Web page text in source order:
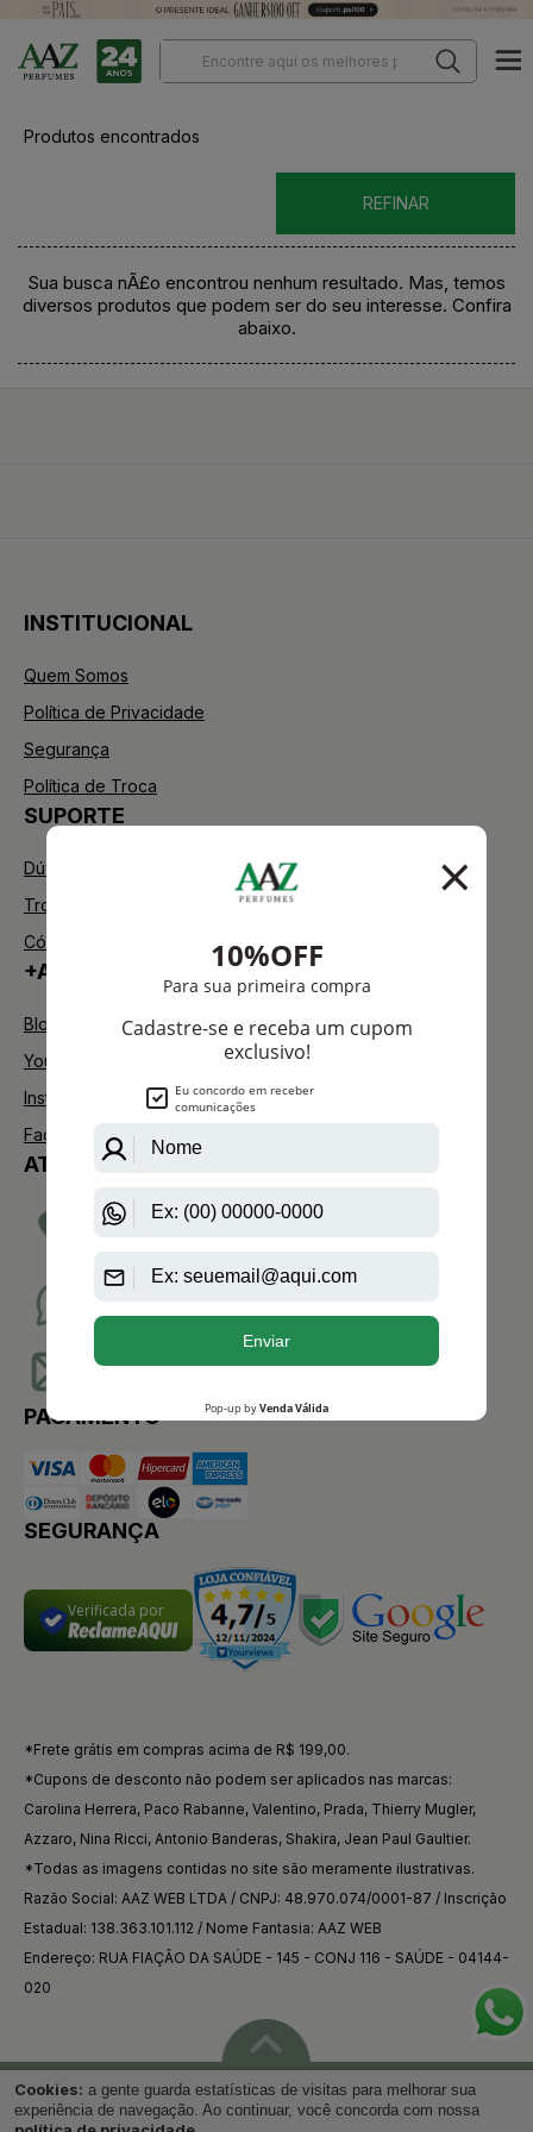
Produtos encontrados
REFINAR
Sua busca nÃ£o encontrou nenhum resultado. Mas, temos
diversos produtos que podem ser do seu interesse. Confira
abaixo.
INSTITUCIONAL
Quem Somos
Política de Privacidade
Segurança
Política de Troca
SUPORTE
Dúvidas Frequentes
Trocas e Devoluções
Código de defesa do consumidor
+AAZ PERFUMES
Blog
Youtube
Instagram
Facebook
ATENDIMENTO
TELEVENDAS
WHATSAPP
(11)95904-8853
EMAIL
PAGAMENTO
SEGURANÇA
Verificada por
*Frete grátis em compras acima de R$ 199,00.
*Cupons de desconto não podem ser aplicados nas marcas:
Carolina Herrera, Paco Rabanne, Valentino, Prada, Thierry Mugler,
Azzaro, Nina Ricci, Antonio Banderas, Shakira, Jean Paul Gaultier.
*Todas as imagens contidas no site são meramente ilustrativas.
Razão Social: AAZ WEB LTDA / CNPJ: 48.970.074/0001-87 / Inscrição
Estadual: 138.363.101.112 / Nome Fantasia: AAZ WEB
Endereço: RUA FIAÇÃO DA SAÚDE - 145 - CONJ 116 - SAÚDE - 04144-
020
Voltar ao topo
Cookies: a gente guarda estatísticas de visitas para melhorar sua
experiência de navegação. Ao continuar, você concorda com nossa